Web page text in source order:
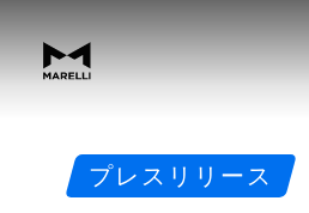
プレスリリース